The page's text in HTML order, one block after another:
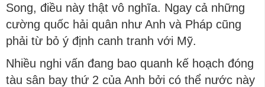
Song, điều này thật vô nghĩa. Ngay cả những
cường quốc hải quân như Anh và Pháp cũng
phải từ bỏ ý định canh tranh với Mỹ.
Nhiều nghi vấn đang bao quanh kế hoạch đóng
tàu sân bay thứ 2 của Anh bởi có thể nước này